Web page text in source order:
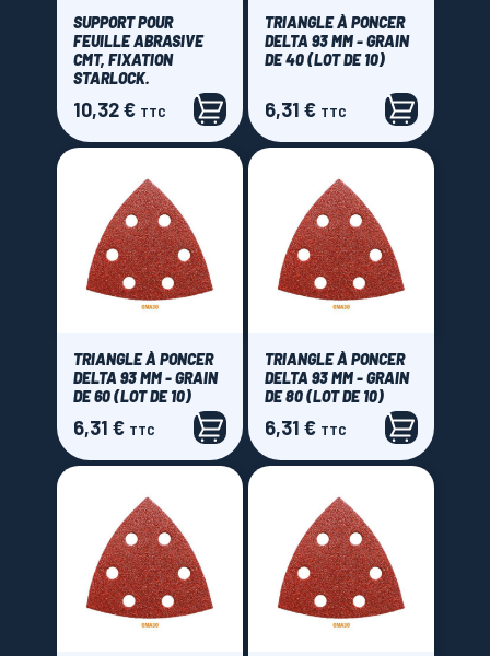
SUPPORT POUR
FEUILLE ABRASIVE
CMT, FIXATION
STARLOCK.
Prix
10,32 € TTC
TRIANGLE À PONCER
DELTA 93 MM - GRAIN
DE 40 (LOT DE 10)
Prix
6,31 € TTC
TRIANGLE À PONCER
DELTA 93 MM - GRAIN
DE 60 (LOT DE 10)
Prix
6,31 € TTC
TRIANGLE À PONCER
DELTA 93 MM - GRAIN
DE 80 (LOT DE 10)
Prix
6,31 € TTC